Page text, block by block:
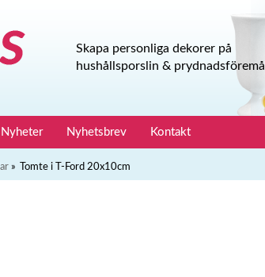
Skapa personliga dekorer på
hushållsporslin & prydnadsföremål
Nyheter Nyhetsbrev Kontakt
» Tomte i T-Ford 20x10cm